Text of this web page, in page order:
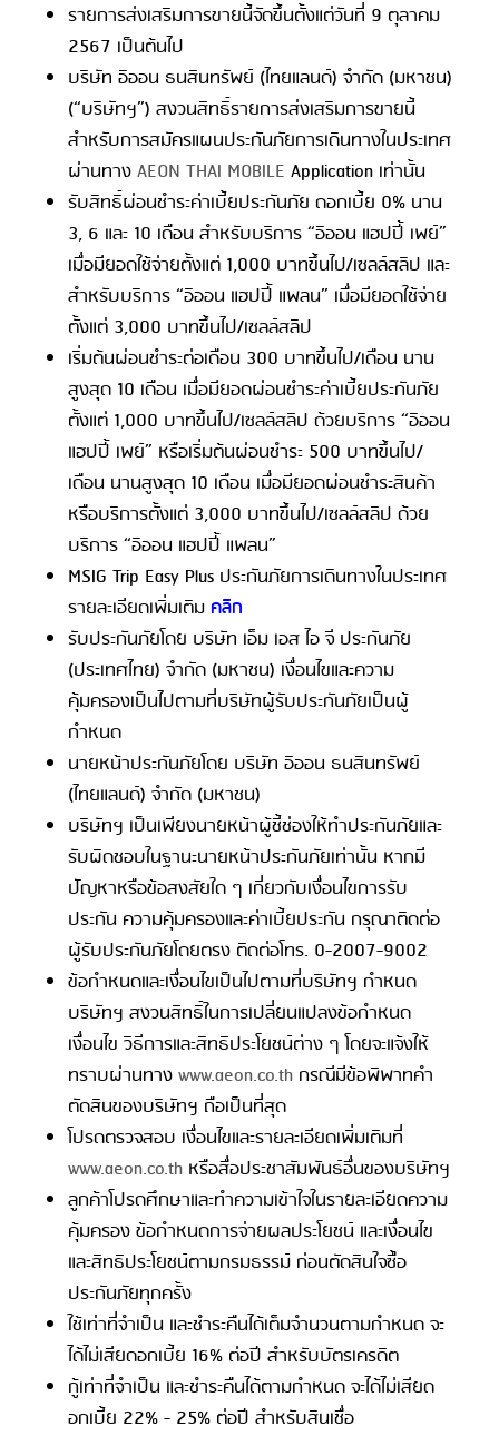
รายการส่งเสริมการขายนี้จัดขึ้นตั้งแต่วันที่ 9 ตุลาคม
2567 เป็นต้นไป
บริษัท อิออน ธนสินทรัพย์ (ไทยแลนด์) จำกัด (มหาชน)
(“บริษัทฯ”) สงวนสิทธิ์รายการส่งเสริมการขายนี้
สำหรับการสมัครแผนประกันภัยการเดินทางในประเทศ
ผ่านทางAEON THAI MOBILE Application เท่านั้น
รับสิทธิ์ผ่อนชำระค่าเบี้ยประกันภัย ดอกเบี้ย 0% นาน
3, 6 และ 10 เดือน สำหรับบริการ “อิออน แฮปปี้ เพย์”
เมื่อมียอดใช้จ่ายตั้งแต่ 1,000 บาทขึ้นไป/เซลล์สลิป และ
สำหรับบริการ “อิออน แฮปปี้ แพลน” เมื่อมียอดใช้จ่าย
ตั้งแต่ 3,000 บาทขึ้นไป/เซลล์สลิป
เริ่มต้นผ่อนชำระต่อเดือน 300 บาทขึ้นไป/เดือน นาน
สูงสุด 10 เดือน เมื่อมียอดผ่อนชำระค่าเบี้ยประกันภัย
ตั้งแต่ 1,000 บาทขึ้นไป/เซลล์สลิป ด้วยบริการ “อิออน
แฮปปี้ เพย์” หรือเริ่มต้นผ่อนชำระ 500 บาทขึ้นไป/
เดือน นานสูงสุด 10 เดือน เมื่อมียอดผ่อนชำระสินค้า
หรือบริการตั้งแต่ 3,000 บาทขึ้นไป/เซลล์สลิป ด้วย
บริการ “อิออน แฮปปี้ แพลน”
MSIG Trip Easy Plus ประกันภัยการเดินทางในประเทศ
รายละเอียดเพิ่มเติม คลิก
รับประกันภัยโดย บริษัท เอ็ม เอส ไอ จี ประกันภัย
(ประเทศไทย) จำกัด (มหาชน) เงื่อนไขและความ
คุ้มครองเป็นไปตามที่บริษัทผู้รับประกันภัยเป็นผู้
กำหนด
นายหน้าประกันภัยโดย บริษัท อิออน ธนสินทรัพย์
(ไทยแลนด์) จำกัด (มหาชน)
บริษัทฯ เป็นเพียงนายหน้าผู้ชี้ช่องให้ทำประกันภัยและ
รับผิดชอบในฐานะนายหน้าประกันภัยเท่านั้น หากมี
ปัญหาหรือข้อสงสัยใด ๆ เกี่ยวกับเงื่อนไขการรับ
ประกัน ความคุ้มครองและค่าเบี้ยประกัน กรุณาติดต่อ
ผู้รับประกันภัยโดยตรง ติดต่อโทร. 0-2007-9002
ข้อกำหนดและเงื่อนไขเป็นไปตามที่บริษัทฯ กำหนด
บริษัทฯ สงวนสิทธิ์ในการเปลี่ยนแปลงข้อกำหนด
เงื่อนไข วิธีการและสิทธิประโยชน์ต่าง ๆ โดยจะแจ้งให้
ทราบผ่านทางwww.aeon.co.th กรณีมีข้อพิพาทคำ
ตัดสินของบริษัทฯ ถือเป็นที่สุด
โปรดตรวจสอบ เงื่อนไขและรายละเอียดเพิ่มเติมที่
www.aeon.co.th หรือสื่อประชาสัมพันธ์อื่นของบริษัทฯ
ลูกค้าโปรดศึกษาและทำความเข้าใจในรายละเอียดความ
คุ้มครอง ข้อกำหนดการจ่ายผลประโยชน์ และเงื่อนไข
และสิทธิประโยชน์ตามกรมธรรม์ ก่อนตัดสินใจซื้อ
ประกันภัยทุกครั้ง
ใช้เท่าที่จำเป็น และชำระคืนได้เต็มจำนวนตามกำหนด จะ
ได้ไม่เสียดอกเบี้ย 16% ต่อปี สำหรับบัตรเครดิต
กู้เท่าที่จำเป็น และชำระคืนได้ตามกำหนด จะได้ไม่เสียด
อกเบี้ย 22% - 25% ต่อปี สำหรับสินเชื่อ